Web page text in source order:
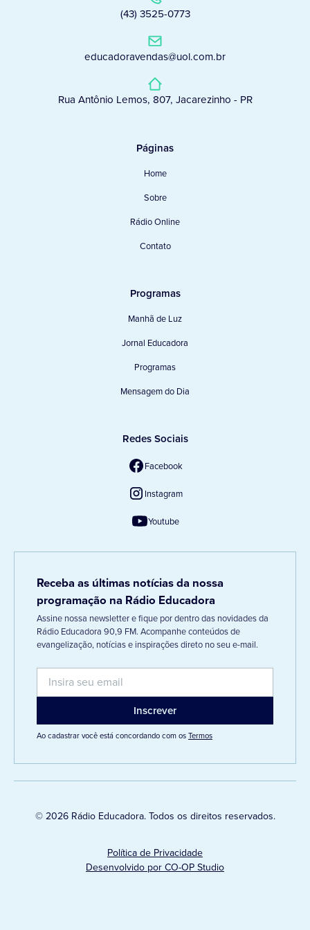
(43) 3525-0773
educadoravendas@uol.com.br
Rua Antônio Lemos, 807, Jacarezinho - PR
Páginas
Home
Sobre
Rádio Online
Contato
Programas
Manhã de Luz
Jornal Educadora
Programas
Mensagem do Dia
Redes Sociais
Facebook
Instagram
Youtube
Receba as últimas notícias da nossa
programação na Rádio Educadora
Assine nossa newsletter e fique por dentro das novidades da
Rádio Educadora 90,9 FM. Acompanhe conteúdos de
evangelização, notícias e inspirações direto no seu e-mail.
Ao cadastrar você está concordando com osTermos
© 2026 Rádio Educadora. Todos os direitos reservados.
Política de Privacidade
Desenvolvido por CO-OP Studio